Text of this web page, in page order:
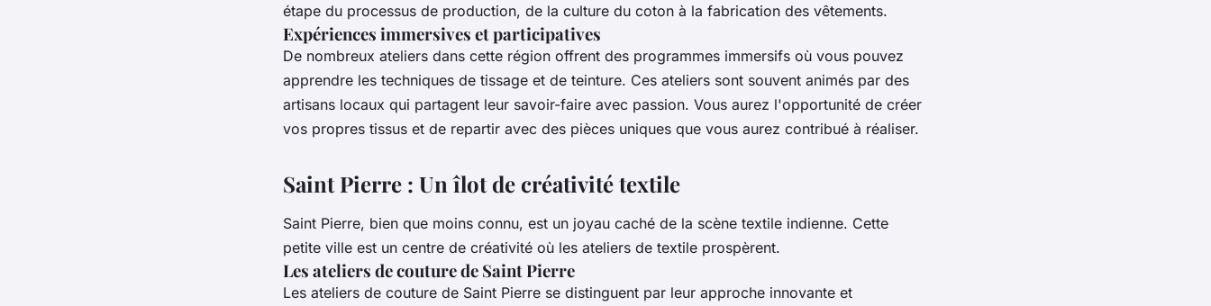
étape du processus de production, de la culture du coton à la fabrication des vêtements.
Expériences immersives et participatives
De nombreux ateliers dans cette région offrent des programmes immersifs où vous pouvez
apprendre les techniques de tissage et de teinture. Ces ateliers sont souvent animés par des
artisans locaux qui partagent leur savoir-faire avec passion. Vous aurez l'opportunité de créer
vos propres tissus et de repartir avec des pièces uniques que vous aurez contribué à réaliser.
Saint Pierre : Un îlot de créativité textile
Saint Pierre, bien que moins connu, est un joyau caché de la scène textile indienne. Cette
petite ville est un centre de créativité où les ateliers de textile prospèrent.
Les ateliers de couture de Saint Pierre
Les ateliers de couture de Saint Pierre se distinguent par leur approche innovante et